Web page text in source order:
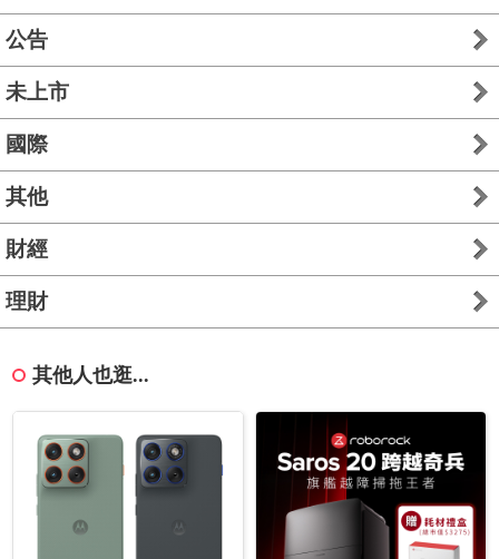
公告
未上市
國際
其他
財經
理財
其他人也逛...